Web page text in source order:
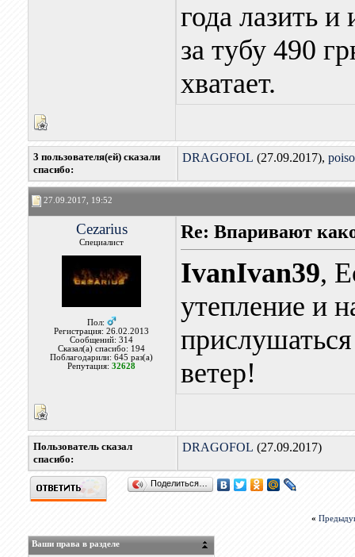
года лазить и
за тубу 490
хватает.
3 пользователя(ей) сказали
cпасибо:
DRAGOFOL (27.09.2017),
27.09.2017, 19:52
Cezarius
Специалист
Пол:
Регистрация: 26.02.2013
Сообщений: 314
Сказал(а) спасибо: 194
Поблагодарили: 645 раз(а)
Репутация:32628
Re: Впаривают
IvanIvan39,
утепление и
ветер!
Пользователь сказал
cпасибо:
DRAGOFOL (27.09.2017)
Поделиться…
«
Ваши права в разделе